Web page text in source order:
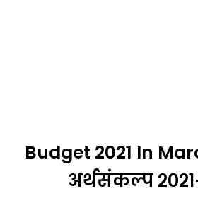
Budget 2021 In
अर्थसंकल्प